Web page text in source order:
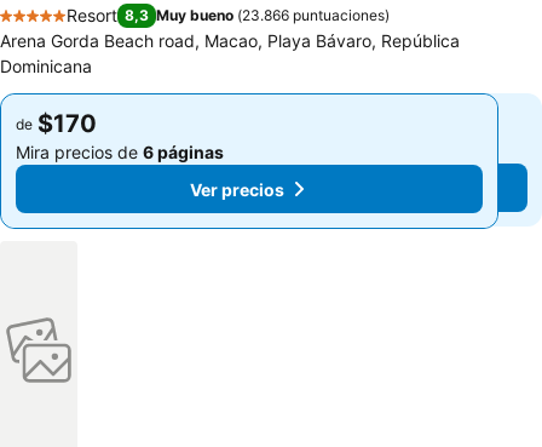
5 Estrellas
Resort 8,3 Muy bueno (23.866 puntuaciones)
Arena Gorda Beach road, Macao, Playa Bávaro, República
Dominicana
de $170
Mira precios de 6 páginas
Ver precios
de $170
Mira precios de 6 páginas
Ver precios